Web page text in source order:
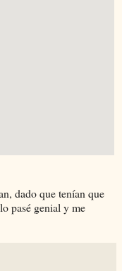
dado que tenían que
pasé genial y me